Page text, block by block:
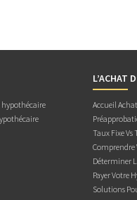
hypothécaire
L’ACHAT
Accueil
Taux Fixe Vs
Comprendre
Déterminer
Payer Votre
Solutions